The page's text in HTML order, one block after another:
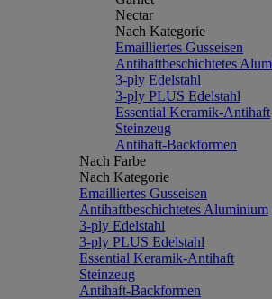
Nectar
Nach Kategorie
Emailliertes Gusseisen
Antihaftbeschichtetes
3-ply Edelstahl
3-ply PLUS Edelstahl
Essential Keramik-Antihaft
Steinzeug
Antihaft-Backformen
Nach Farbe
Nach Kategorie
Emailliertes Gusseisen
Antihaftbeschichtetes Aluminium
3-ply Edelstahl
3-ply PLUS Edelstahl
Essential Keramik-Antihaft
Steinzeug
Antihaft-Backformen